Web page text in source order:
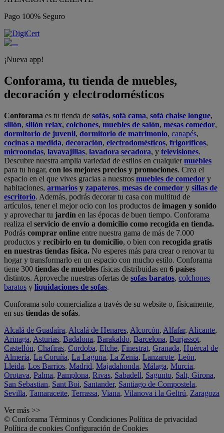
Pago 100% Seguro
¡Nueva app!
Conforama, tu tienda de muebles,
decoración y electrodomésticos
Conforama es tu tienda de sofás, sofá cama, sofá chaise longue,
sillón, sillón relax, colchones, muebles de salón, mesas comedor,
dormitorio de juvenil, dormitorio de matrimonio, canapés,
cocinas a medida, decoración, electrodomésticos, frigoríficos,
microondas, lavavajillas, lavadora secadora, y televisiones.
Descubre nuestra amplia variedad de estilos en cualquiermuebles
para tu hogar, con los mejores precios y promociones. Crea el
espacio en el que vives gracias a nuestros muebles de comedor y
habitaciones, armarios y zapateros, mesas de comedor y sillas de
escritorio. Además, podrás decorar tu casa con multitud de
artículos, tener el mejor ocio con los productos de imagen y sonido
y aprovechar tu jardín en las épocas de buen tiempo. Conforama
realiza el servicio de envío a domicilio como recogida en tienda.
Podrás comprar online entre nuestra gama de más de 7.000
productos y recibirlo en tu domicilio, o bien con recogida gratis
en nuestras tiendas física. No esperes más para crear o renovar tu
hogar y transformarlo en un espacio con mucho estilo. Conforama
tiene 300 tiendas de muebles físicas distribuidas en 6 países
distintos. Aproveche nuestras ofertas de sofas baratos, colchones
baratos y liquidaciones de sofas.
Conforama solo comercializa a través de su website o, físicamente,
en sus tiendas de sofás.
Alcalá de Guadaíra, Alcalá de Henares, Alcorcón, Alfafar, Alicante,
Arinaga, Asturias, Badalona, Barakaldo, Barcelona, Burjassot,
Castellón, Chafiras, Cordoba, Elche, Finestrat, Granada, Huércal de
Almería, La Coruña, La Laguna, La Zenia, Lanzarote, León,
Lleida, Los Barrios, Madrid, Majadahonda, Málaga, Murcia,
Orotava, Palma, Pamplona, Rivas, Sabadell, Sagunto, Salt, Girona,
San Sebastian, Sant Boi, Santander, Santiago de Compostela,
Sevilla, Tamaraceite, Terrassa, Viana, Vilanova i la Geltrú, Zaragoza
Ver más >>
© Conforama Términos y Condiciones Política de privacidad
Política de cookies Configuración de Cookies